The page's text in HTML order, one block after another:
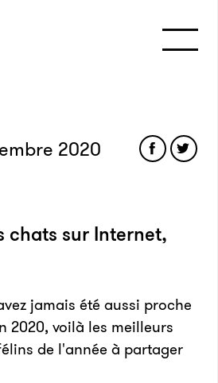
2020
chats sur Internet,
jamais été aussi proche
2020, voilà les meilleurs
de l'année à partager